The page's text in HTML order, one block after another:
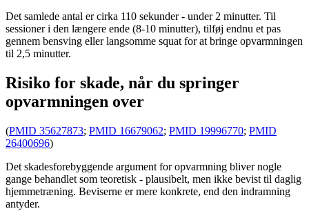
Det samlede antal er cirka 110 sekunder - under 2 minutter. Til
sessioner i den længere ende (8-10 minutter), tilføj endnu et pas
gennem bensving eller langsomme squat for at bringe opvarmningen
til 2,5 minutter.
Risiko for skade, når du springer
opvarmningen over
(PMID 35627873; PMID 16679062; PMID 19996770; PMID
26400696)
Det skadesforebyggende argument for opvarmning bliver nogle
gange behandlet som teoretisk - plausibelt, men ikke bevist til daglig
hjemmetræning. Beviserne er mere konkrete, end den indramning
antyder.